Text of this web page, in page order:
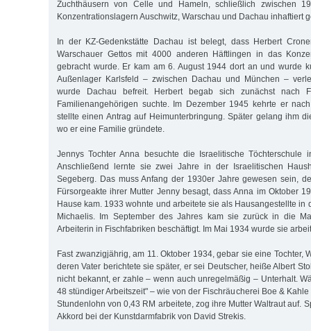
Zuchthäusern von Celle und Hameln, schließlich zwischen
Konzentrationslagern Auschwitz, Warschau und Dachau inhaftiert
In der KZ-Gedenkstätte Dachau ist belegt, dass Herbert
Warschauer Gettos mit 4000 anderen Häftlingen in das
gebracht wurde. Er kam am 6. August 1944 dort an und wurde
Außenlager Karlsfeld – zwischen Dachau und München –
wurde Dachau befreit. Herbert begab sich zunächst nach
Familienangehörigen suchte. Im Dezember 1945 kehrte er
stellte einen Antrag auf Heimunterbringung. Später gelang ihm
wo er eine Familie gründete.
Jennys Tochter Anna besuchte die Israelitische Töchterschule
Anschließend lernte sie zwei Jahre in der Israelitischen
Segeberg. Das muss Anfang der 1930er Jahre gewesen sein,
Fürsorgeakte ihrer Mutter Jenny besagt, dass Anna im Oktober
Hause kam. 1933 wohnte und arbeitete sie als Hausangestellte in
Michaelis. Im September des Jahres kam sie zurück in die
Arbeiterin in Fischfabriken beschäftigt. Im Mai 1934 wurde sie
Fast zwanzigjährig, am 11. Oktober 1934, gebar sie eine Tochter,
deren Vater berichtete sie später, er sei Deutscher, heiße Albert
nicht bekannt, er zahle – wenn auch unregelmäßig – Unterhalt.
48 stündiger Arbeitszeit" – wie von der Fischräucherei Boe &
Stundenlohn von 0,43 RM arbeitete, zog ihre Mutter Waltraut auf.
Akkord bei der Kunstdarmfabrik von David Strekis.